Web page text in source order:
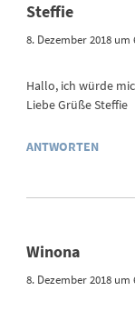
Steffie
8. Dezember 2018 um
Hallo, ich würde
Liebe Grüße Steffie
ANTWORTEN
Winona
8. Dezember 2018 um